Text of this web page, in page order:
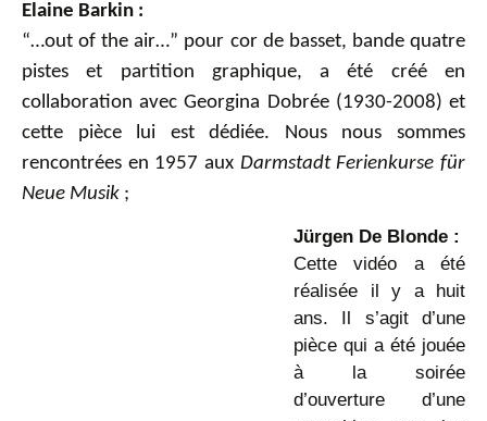
Elaine Barkin :
“…out of the air…” pour cor de basset, bande quatre
pistes et partition graphique, a été créé en
collaboration avec Georgina Dobrée (1930-2008) et
cette pièce lui est dédiée. Nous nous sommes
rencontrées en 1957 aux Darmstadt Ferienkurse für
Neue Musik ;
Jürgen De Blonde :
Cette vidéo a été
réalisée il y a huit
ans. Il s’agit d’une
pièce qui a été jouée
à la soirée
d’ouverture d’une